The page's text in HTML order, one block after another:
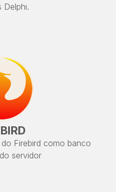
Delphi.
Firebird como banco
servidor